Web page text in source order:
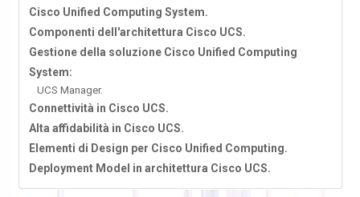
Cisco Unified Computing System.
Componenti dell'architettura Cisco UCS.
Gestione della soluzione Cisco Unified Computing
System:
UCS Manager.
Connettività in Cisco UCS.
Alta affidabilità in Cisco UCS.
Elementi di Design per Cisco Unified Computing.
Deployment Model in architettura Cisco UCS.